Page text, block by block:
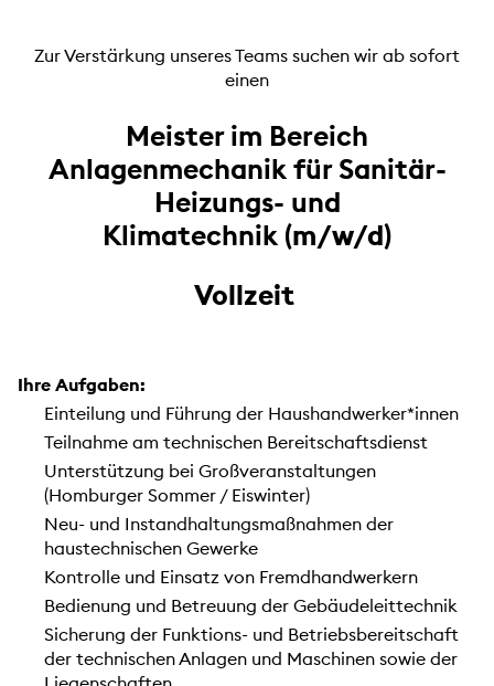
Zur Verstärkung unseres Teams suchen wir ab sofort
einen
Meister im Bereich
Anlagenmechanik für Sanitär-
Heizungs- und
Klimatechnik(m/w/d)
Vollzeit
Ihre Aufgaben:
Einteilung und Führung der Haushandwerker*innen
Teilnahme am technischen Bereitschaftsdienst
Unterstützung bei Großveranstaltungen
(Homburger Sommer / Eiswinter)
Neu- und Instandhaltungsmaßnahmen der
haustechnischen Gewerke
Kontrolle und Einsatz von Fremdhandwerkern
Bedienung und Betreuung der Gebäudeleittechnik
Sicherung der Funktions- und Betriebsbereitschaft
der technischen Anlagen und Maschinen sowie der